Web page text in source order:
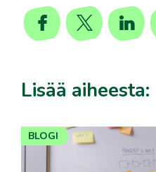
Lisää aiheesta:
BLOGI